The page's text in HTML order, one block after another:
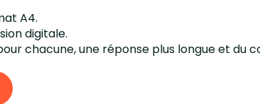
A4.
digitale.
chacune, une réponse plus longue et du